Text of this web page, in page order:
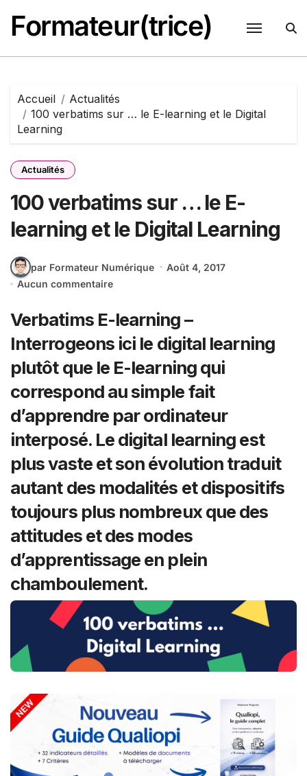
contenu
Formateur(trice)
Accueil
Actualités
100 verbatims sur … le E-learning et le Digital
Learning
Actualités
100 verbatims sur … le E-
learning et le Digital Learning
par Formateur Numérique
Août 4, 2017
Aucun commentaire
Verbatims E-learning –
Interrogeons ici le digital learning
plutôt que le E-learning qui
correspond au simple fait
d’apprendre par ordinateur
interposé. Le digital learning est
plus vaste et son évolution traduit
autant des modalités et dispositifs
toujours plus nombreux que des
attitudes et des modes
d’apprentissage en plein
chamboulement.